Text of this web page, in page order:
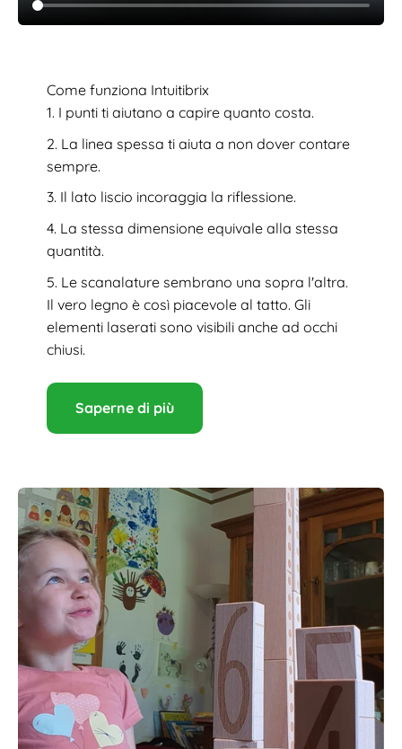
Come funziona Intuitibrix
I punti ti aiutano a capire quanto costa.
La linea spessa ti aiuta a non dover contare
sempre.
Il lato liscio incoraggia la riflessione.
La stessa dimensione equivale alla stessa
quantità.
Le scanalature sembrano una sopra l'altra.
Il vero legno è così piacevole al tatto. Gli
elementi laserati sono visibili anche ad occhi
chiusi.
Saperne di più